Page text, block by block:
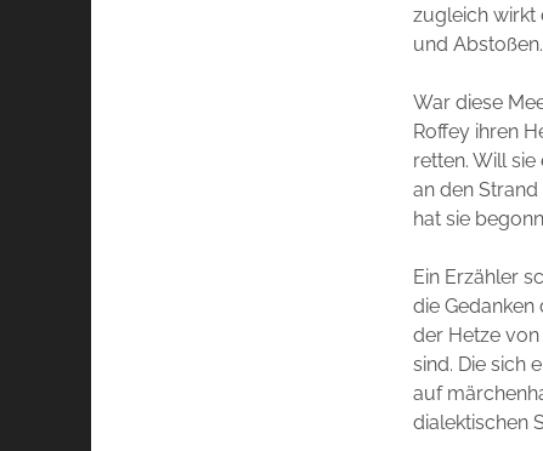
zugleich wirkt
und
War diese
Roffey ihren
retten. Will
an den
hat sie
Ein Erzähler
die
der Hetze
sind. Die sich
auf
dialektischen